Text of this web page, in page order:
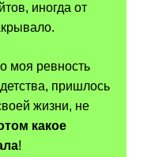
иногда от
моя ревность
пришлось
жизни, не
какое
!